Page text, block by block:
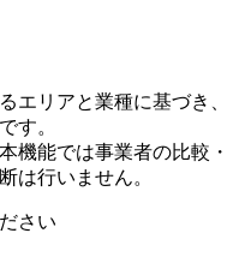
エリアと業種に基づき、
す。
機能では事業者の比較・
は行いません。
さい